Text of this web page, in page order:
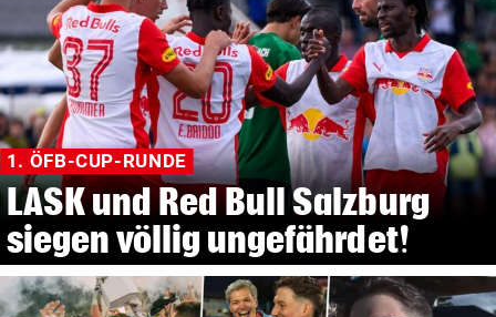
1. ÖFB-CUP-RUNDE
LASK und Red Bull Salzburg
siegen völlig ungefährdet!